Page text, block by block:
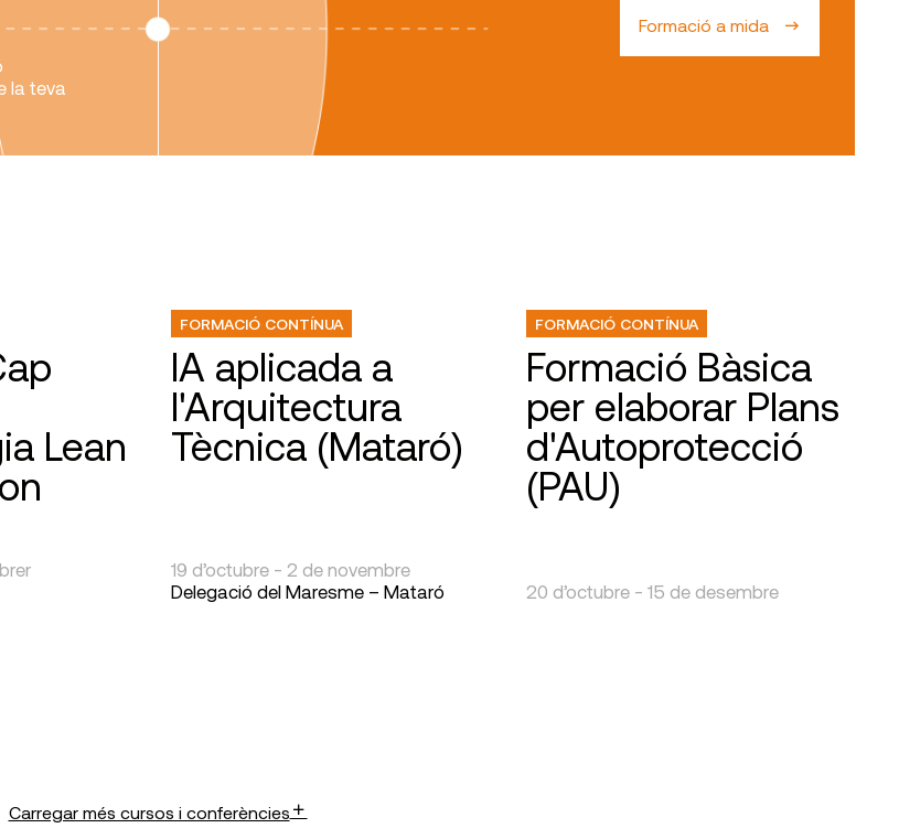
la teva
Formació a mida
Lean
FORMACIÓ CONTÍNUA
IA aplicada a
l'Arquitectura
Tècnica (Mataró)
19 d’octubre - 2 de novembre
Delegació del Maresme – Mataró
FORMACIÓ CONTÍNUA
Formació Bàsica
per elaborar Plans
d'Autoprotecció
(PAU)
20 d’octubre - 15 de desembre
Carregar més cursos i conferències